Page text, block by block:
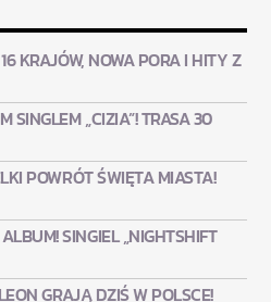
KRAJÓW, NOWA PORA I HITY Z
SINGLEM „CIZIA”! TRASA 30
POWRÓT ŚWIĘTA MIASTA!
SINGIEL „NIGHTSHIFT
GRAJĄ DZIŚ W POLSCE!